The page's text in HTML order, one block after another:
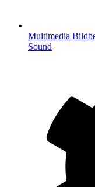
Multimedia
Sound